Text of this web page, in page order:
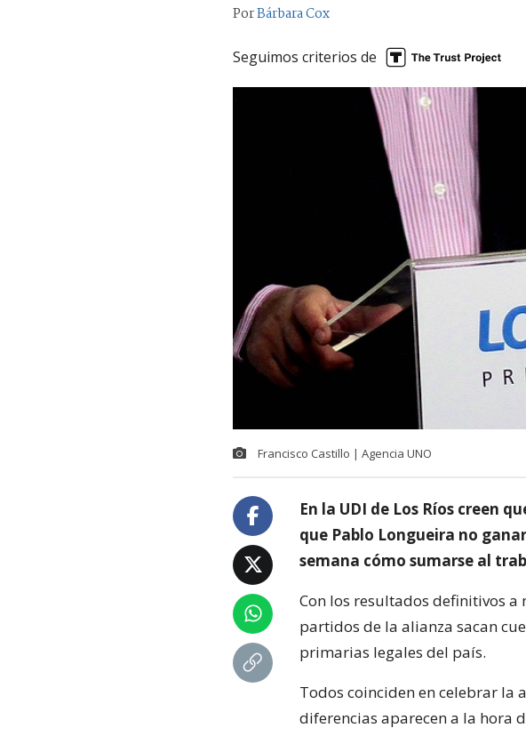
PorBárbara Cox
Seguimos criterios de
Francisco Castillo | Agencia UNO
En la UDI de Los Ríos creen
que Pablo Longueira no
semana cómo sumarse al
Con los resultados definitivos a
partidos de la alianza sacan
primarias legales del país.
Todos coinciden en celebrar la
diferencias aparecen a la hora